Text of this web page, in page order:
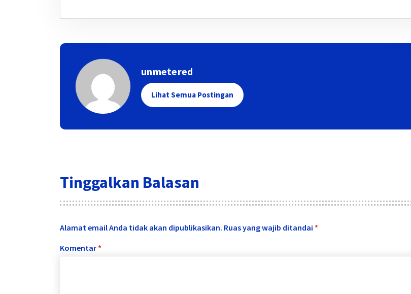
unmetered
Lihat Semua Postingan
Tinggalkan Balasan
Alamat email Anda tidak akan dipublikasikan. Ruas yang wajib ditandai *
Komentar *